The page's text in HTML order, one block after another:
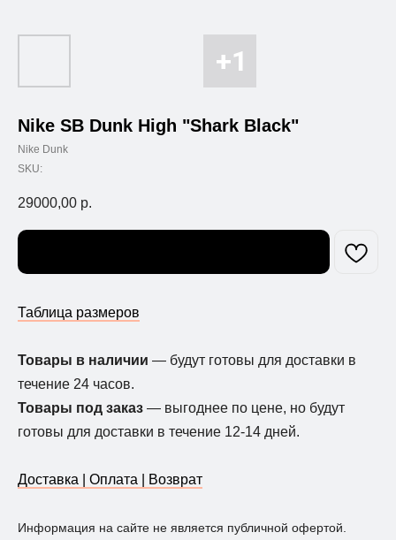
Nike SB Dunk High "Shark Black"
Nike Dunk
SKU:
29000,00 р.
Таблица размеров
Товары в наличии — будут готовы для доставки в
течение 24 часов.
Товары под заказ — выгоднее по цене, но будут
готовы для доставки в течение 12-14 дней.
Доставка | Оплата | Возврат
Информация на сайте не является публичной офертой.